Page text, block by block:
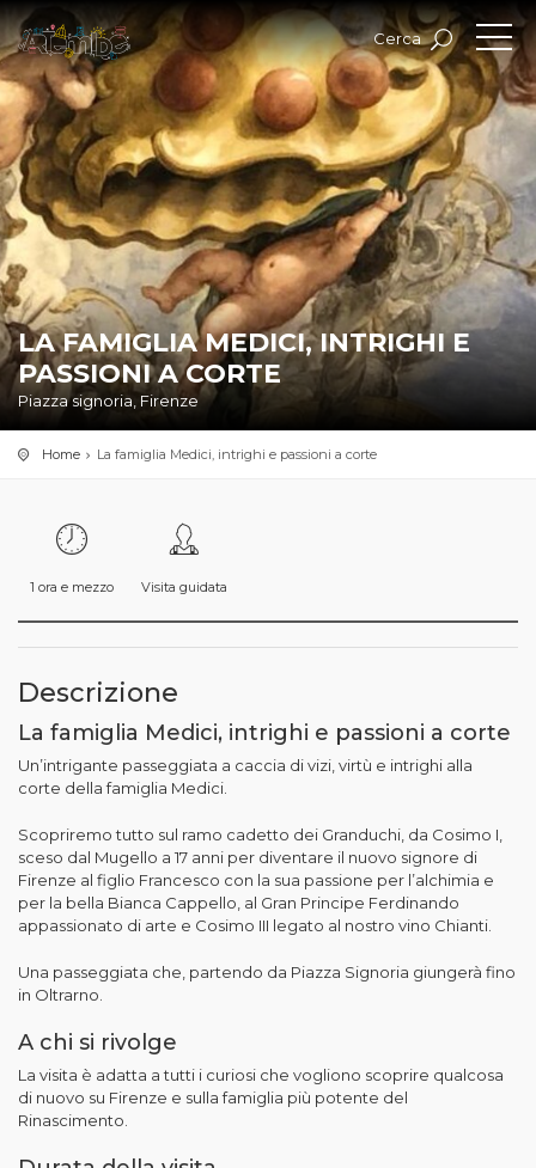
Cerca
LA FAMIGLIA MEDICI, INTRIGHI E
PASSIONI A CORTE
Piazza signoria, Firenze
Home La famiglia Medici, intrighi e passioni a corte
1 ora e mezzo Visita guidata
Descrizione
La famiglia Medici, intrighi e passioni a corte
Un’intrigante passeggiata a caccia di vizi, virtù e intrighi alla
corte della famiglia Medici.
Scopriremo tutto sul ramo cadetto dei Granduchi, da Cosimo I,
sceso dal Mugello a 17 anni per diventare il nuovo signore di
Firenze al figlio Francesco con la sua passione per l’alchimia e
per la bella Bianca Cappello, al Gran Principe Ferdinando
appassionato di arte e Cosimo III legato al nostro vino Chianti.
Una passeggiata che, partendo da Piazza Signoria giungerà fino
in Oltrarno.
A chi si rivolge
La visita è adatta a tutti i curiosi che vogliono scoprire qualcosa
di nuovo su Firenze e sulla famiglia più potente del
Rinascimento.